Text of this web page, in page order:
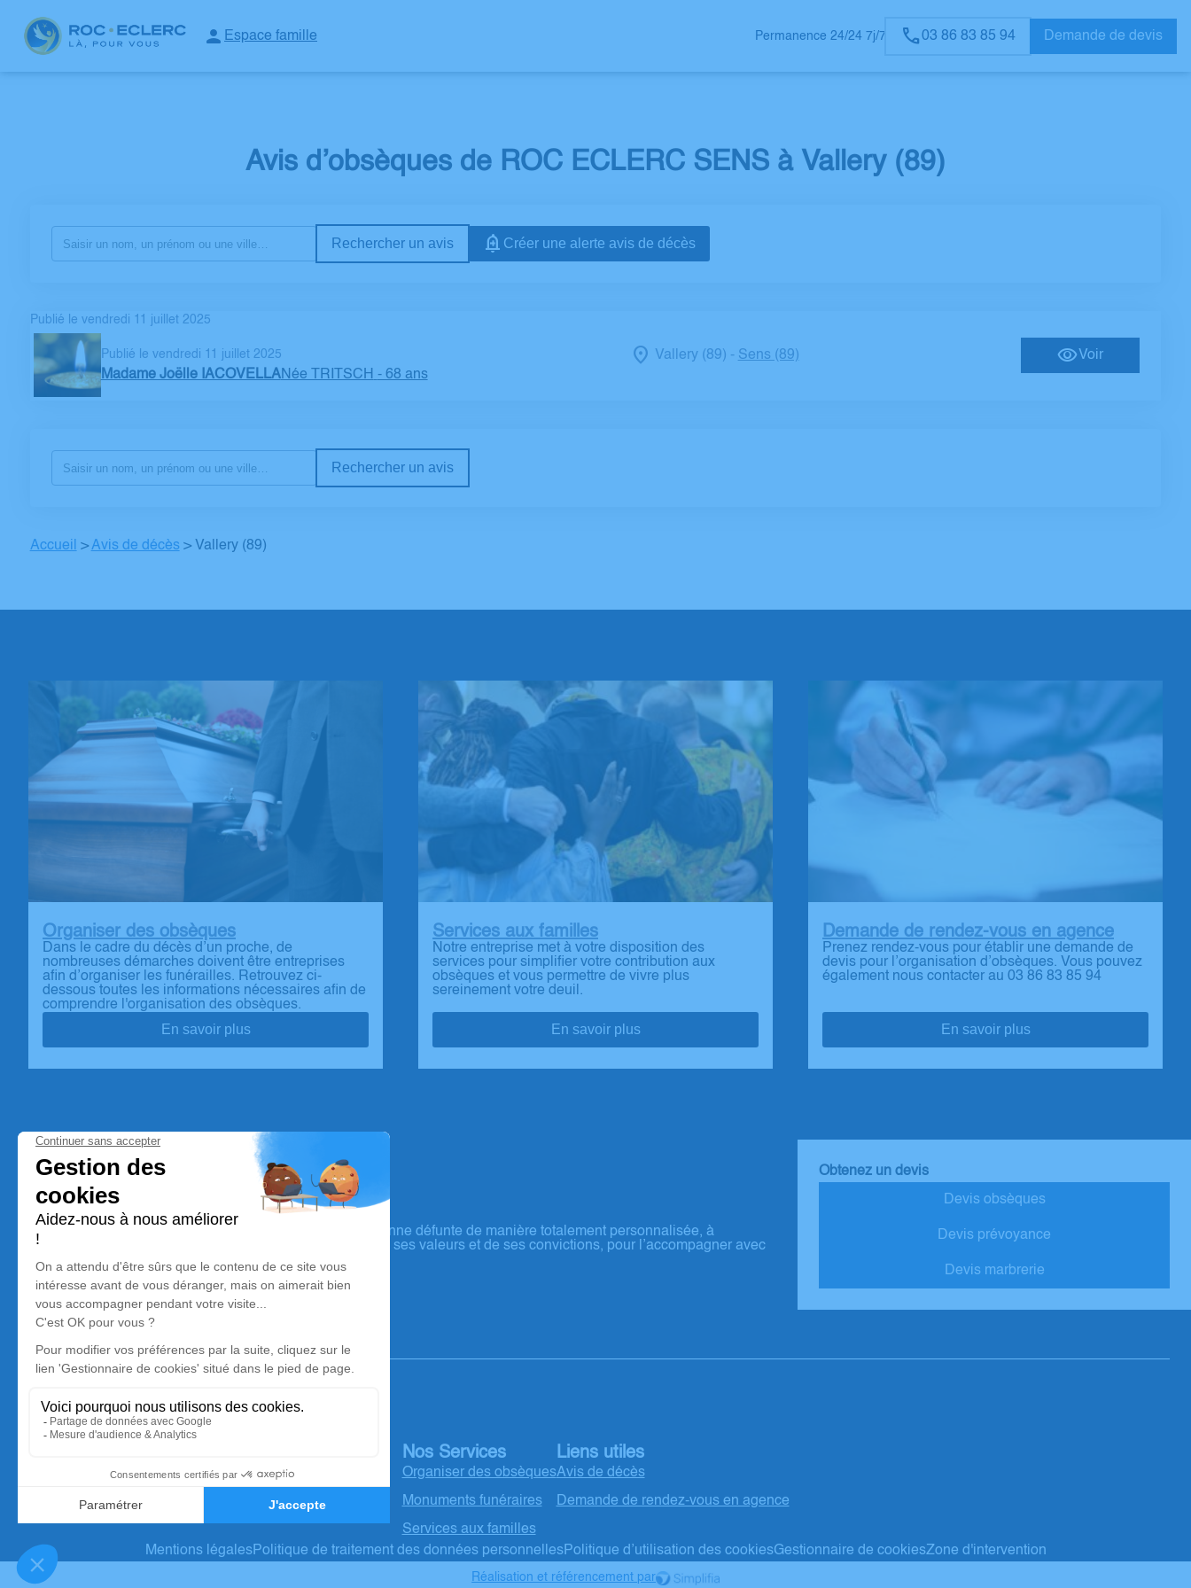
Espace famille Permanence 24/24 7j/7 03 86 83 85 94 Demande de devis
NOS SERVICES NOTRE AGENCEESPACES HOMMAGES
Avis d’obsèques de ROC ECLERC SENS à Vallery (89)
Rechercher un avis Créer une alerte avis de décès
Publié le vendredi 11 juillet 2025
Publié le vendredi 11 juillet 2025
Madame Joëlle IACOVELLANée TRITSCH - 68 ans
Vallery (89) - Sens (89) Voir
Rechercher un avis
Accueil >Avis de décès > Vallery (89)
Organiser des obsèques
Dans le cadre du décès d’un proche, de
nombreuses démarches doivent être entreprises
afin d’organiser les funérailles. Retrouvez ci-
dessous toutes les informations nécessaires afin de
comprendre l'organisation des obsèques.
En savoir plus
Services aux familles
Notre entreprise met à votre disposition des
services pour simplifier votre contribution aux
obsèques et vous permettre de vivre plus
sereinement votre deuil.
En savoir plus
Demande de rendez-vous en agence
Prenez rendez-vous pour établir une demande de
devis pour l’organisation d’obsèques. Vous pouvez
également nous contacter au 03 86 83 85 94
En savoir plus
ROC ECLERC SENS
Nos équipes vous aident à honorer la mémoire de la personne défunte de manière totalement personnalisée, à
perpétuer son souvenir dans le respect de ses volontés, de ses valeurs et de ses convictions, pour l’accompagner avec
dignité dans son dernier voyage.
Obtenez un devis
Devis obsèques
Devis prévoyance
Devis marbrerie
Notre agence
03 86 83 85 94
175 avenue Senigallia - 89100 - SENS
4.9/5 - 59 avis
Nos Services
Organiser des obsèques
Monuments funéraires
Services aux familles
Liens utiles
Avis de décès
Demande de rendez-vous en agence
Mentions légalesPolitique de traitement des données personnellesPolitique d’utilisation des cookiesGestionnaire de cookiesZone d'intervention
Réalisation et référencement par